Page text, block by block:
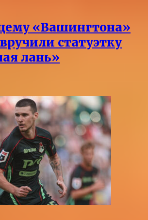
«Вашингтона»
статуэтку
лань»